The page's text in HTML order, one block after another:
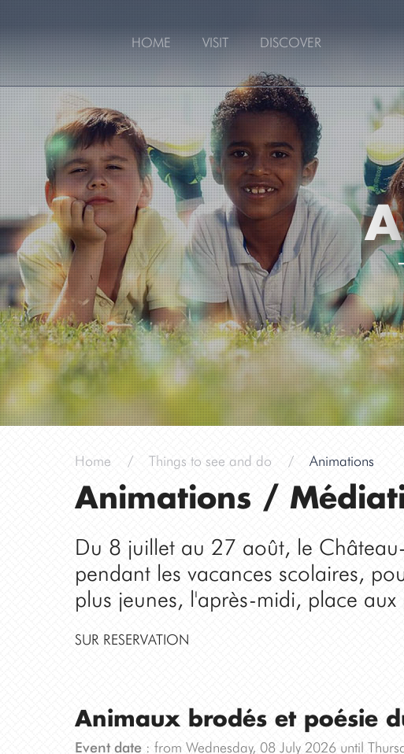
HOME VISIT DISCOVER
A
Home Things to see and do Animations
Animations /
Du 8 juillet au 27 août, le
pendant les vacances scolaires,
plus jeunes, l'après-midi, place aux
SUR RESERVATION
Animaux brodés et poésie
Event date: from Wednesday, 08 July 2026 until